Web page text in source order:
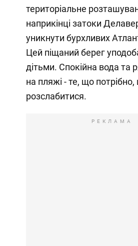
територіальне
наприкінці затоки
уникнути бурхливих
Цей піщаний берег
дітьми. Спокійна вода та
на пляжі - те, що
розслабитися.
РЕКЛАМА